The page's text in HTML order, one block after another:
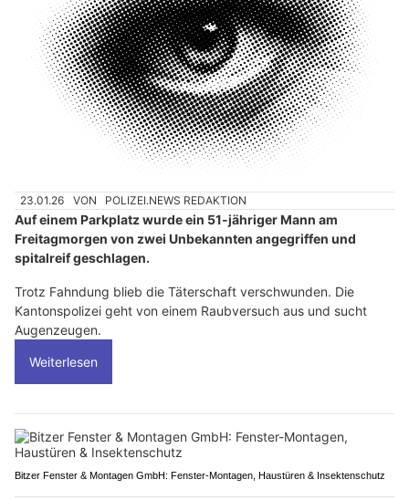
23.01.26 VON POLIZEI.NEWS REDAKTION
Auf einem Parkplatz wurde ein 51-jähriger Mann am
Freitagmorgen von zwei Unbekannten angegriffen und
spitalreif geschlagen.
Trotz Fahndung blieb die Täterschaft verschwunden. Die
Kantonspolizei geht von einem Raubversuch aus und sucht
Augenzeugen.
Weiterlesen
Bitzer Fenster & Montagen GmbH: Fenster-Montagen, Haustüren & Insektenschutz